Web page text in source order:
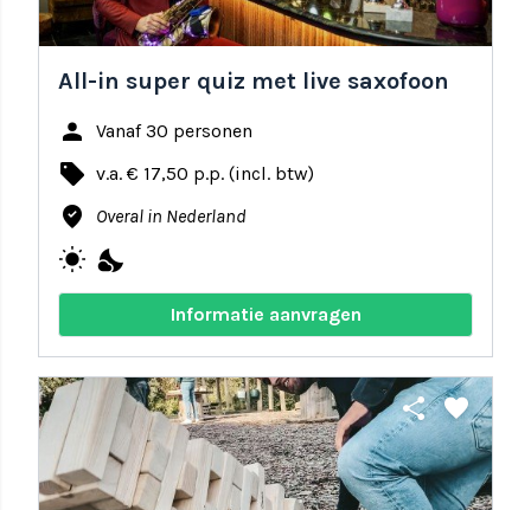
All-in super quiz met live saxofoon
person Vanaf 30 personen
local_offer v.a. € 17,50 p.p. (incl. btw)
where_to_vote Overal in Nederland
wb_sunny nights_stay
Informatie aanvragen
share favorite